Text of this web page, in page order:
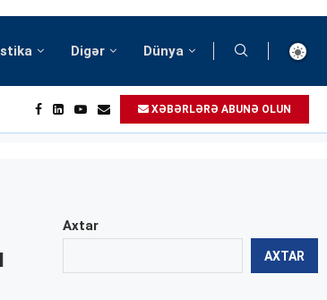
Digər Dünya
XƏBƏRLƏRƏ ABUNƏ OLUN
Axtar
AXTAR